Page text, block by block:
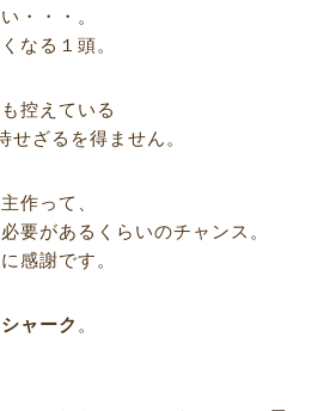
・・・。
なる１頭。
控えている
ざるを得ません。
作って、
要があるくらいのチャンス。
感謝です。
ャーク 。